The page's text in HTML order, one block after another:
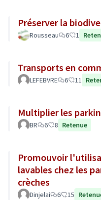
Préserver la
Rousseau 6 1
Transports en
LEFEBVRE 6 11
Multiplier les
BR 6 8 Retenue
Promouvoir
lavables chez les
crèches
Dinjelai 6 15